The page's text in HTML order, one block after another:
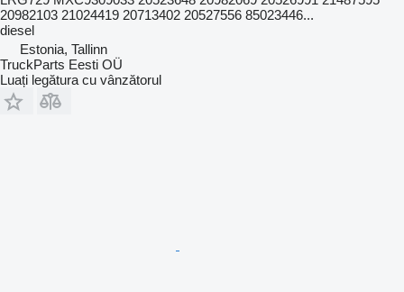
20982103 21024419 20713402 20527556 85023446...
diesel
Estonia, Tallinn
TruckParts Eesti OÜ
Luați legătura cu vânzătorul